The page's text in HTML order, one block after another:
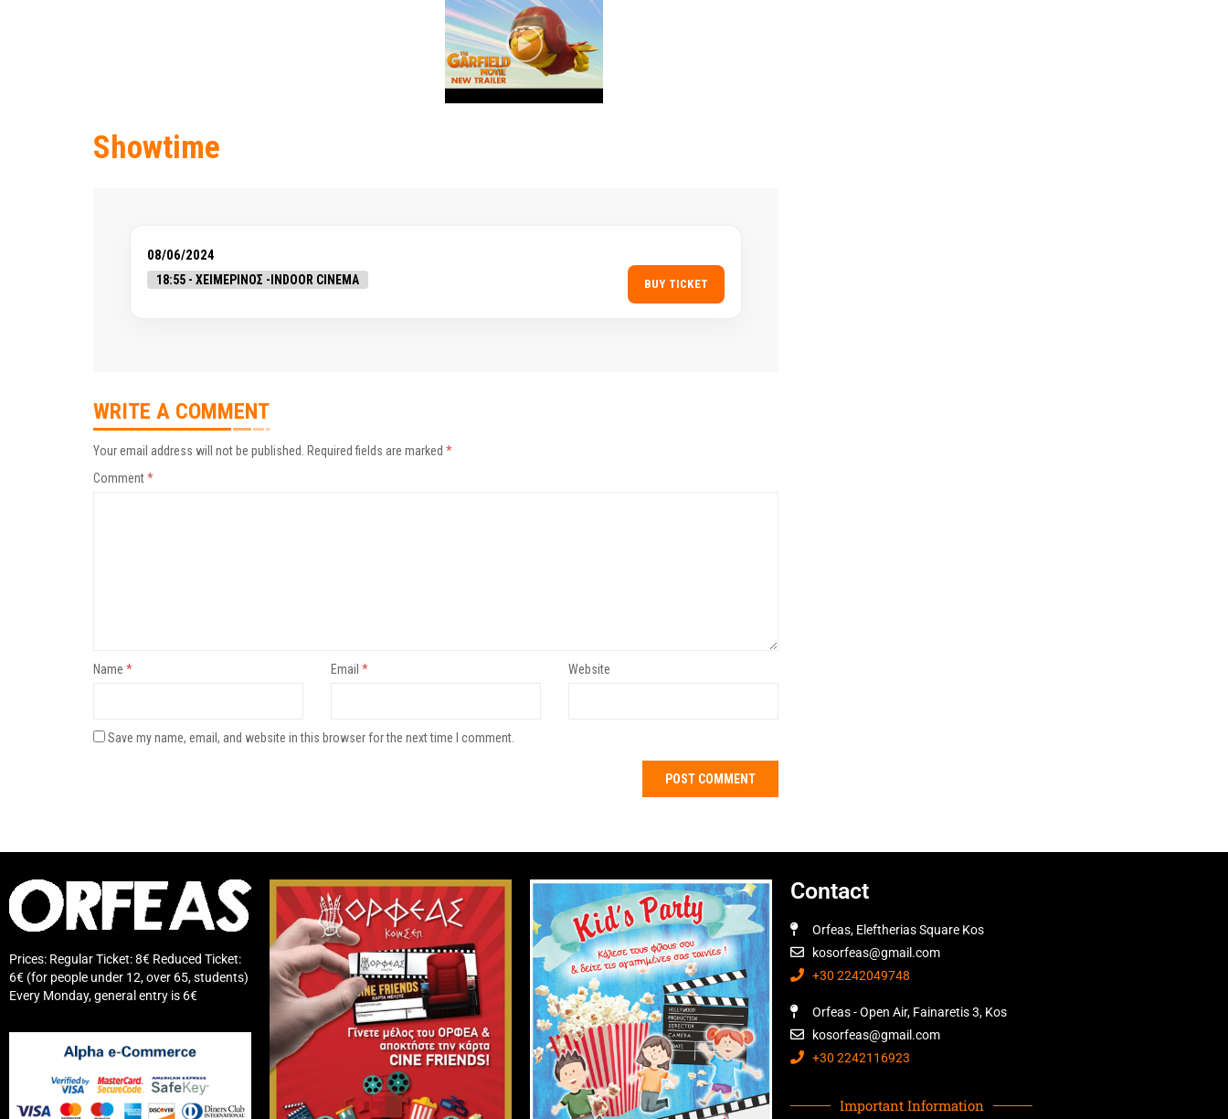
Showtime
08/06/2024
18:55 - ΧΕΙΜΕΡΙΝΟΣ -INDOOR CINEMA BUY TICKET
WRITE A COMMENT
Your email address will not be published. Required fields are marked *
Comment*
Name * Email * Website
Save my name, email, and website in this browser for the next time I comment.
Prices: Regular Ticket: 8€ Reduced Ticket:
6€ (for people under 12, over 65, students)
Every Monday, general entry is 6€
Contact
Orfeas, Eleftherias Square Kos
kosorfeas@gmail.com
+30 2242049748
Orfeas - Open Air, Fainaretis 3, Kos
kosorfeas@gmail.com
+30 2242116923
Important Information